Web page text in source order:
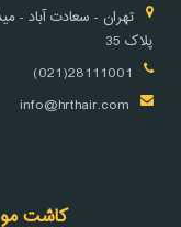
پلاک 35
28111001(021)
info@hrthair.com
کاشت مو